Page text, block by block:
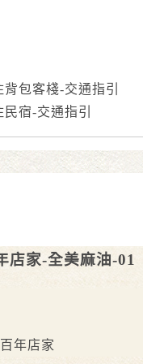
背包客棧-交通指引
民宿-交通指引
店家-全美麻油-01
年店家